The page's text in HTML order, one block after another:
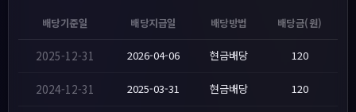
배당기준일 배당지급일 배당방법 배당금(원)
2025-12-31 2026-04-06 현금배당 120
2024-12-31 2025-03-31 현금배당 120